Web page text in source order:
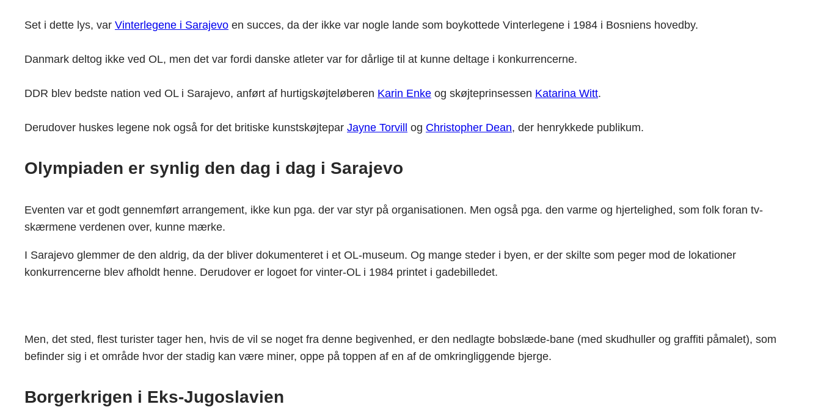
Set i dette lys, var Vinterlegene i Sarajevo en succes, da der ikke var nogle lande som boykottede Vinterlegene i 1984 i Bosniens hovedby.
Danmark deltog ikke ved OL, men det var fordi danske atleter var for dårlige til at kunne deltage i konkurrencerne.
DDR blev bedste nation ved OL i Sarajevo, anført af hurtigskøjteløberen Karin Enke og skøjteprinsessen Katarina Witt.
Derudover huskes legene nok også for det britiske kunstskøjtepar Jayne Torvill og Christopher Dean, der henrykkede publikum.
Olympiaden er synlig den dag i dag i Sarajevo
Eventen var et godt gennemført arrangement, ikke kun pga. der var styr på organisationen. Men også pga. den varme og hjertelighed, som folk foran tv-
skærmene verdenen over, kunne mærke.
I Sarajevo glemmer de den aldrig, da der bliver dokumenteret i et OL-museum. Og mange steder i byen, er der skilte som peger mod de lokationer
konkurrencerne blev afholdt henne. Derudover er logoet for vinter-OL i 1984 printet i gadebilledet.
Men, det sted, flest turister tager hen, hvis de vil se noget fra denne begivenhed, er den nedlagte bobslæde-bane (med skudhuller og graffiti påmalet), som
befinder sig i et område hvor der stadig kan være miner, oppe på toppen af en af de omkringliggende bjerge.
Borgerkrigen i Eks-Jugoslavien